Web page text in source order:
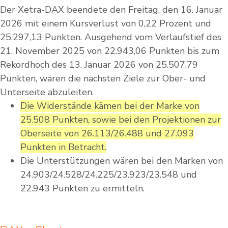
Der Xetra-DAX beendete den Freitag, den 16. Januar
2026 mit einem Kursverlust von 0,22 Prozent und
25.297,13 Punkten. Ausgehend vom Verlaufstief des
21. November 2025 von 22.943,06 Punkten bis zum
Rekordhoch des 13. Januar 2026 von 25.507,79
Punkten, wären die nächsten Ziele zur Ober- und
Unterseite abzuleiten.
Die Widerstände kämen bei der Marke von
25.508 Punkten, sowie bei den Projektionen zur
Oberseite von 26.113/26.488 und 27.093
Punkten in Betracht.
Die Unterstützungen wären bei den Marken von
24.903/24.528/24.225/23.923/23.548 und
22.943 Punkten zu ermitteln.